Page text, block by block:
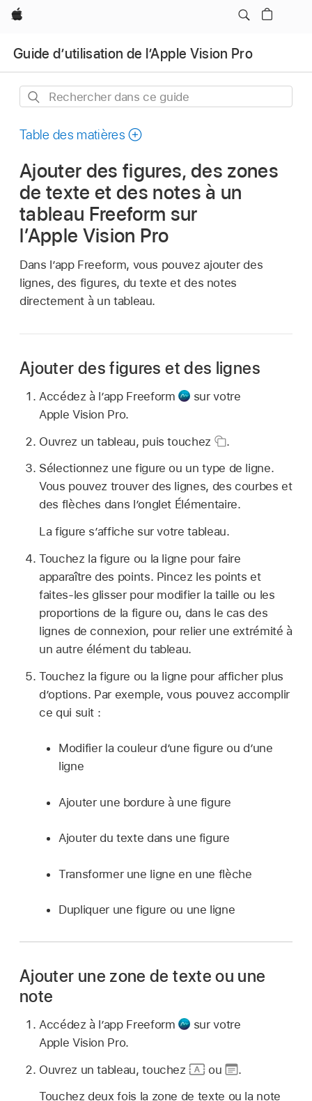
Apple
Guide d’utilisation de l’Apple Vision Pro
Rechercher
ce
Table des matières
Ajouter des figures, des zones
de texte et des notes à un
tableau Freeform sur
l’Apple Vision Pro
Dans l’app Freeform, vous pouvez ajouter des
lignes, des figures, du texte et des notes
directement à un tableau.
Ajouter des figures et des lignes
Accédez à l’app Freeform
sur votre
Apple Vision Pro.
Ouvrez un tableau, puis touchez
.
Sélectionnez une figure ou un type de ligne.
Vous pouvez trouver des lignes, des courbes et
des flèches dans l’onglet Élémentaire.
La figure s’affiche sur votre tableau.
Touchez la figure ou la ligne pour faire
apparaître des points. Pincez les points et
faites-les glisser pour modifier la taille ou les
proportions de la figure ou, dans le cas des
lignes de connexion, pour relier une extrémité à
un autre élément du tableau.
Touchez la figure ou la ligne pour afficher plus
d’options. Par exemple, vous pouvez accomplir
ce qui suit :
Modifier la couleur d’une figure ou d’une
ligne
Ajouter une bordure à une figure
Ajouter du texte dans une figure
Transformer une ligne en une flèche
Dupliquer une figure ou une ligne
Ajouter une zone de texte ou une
note
Accédez à l’app Freeform
sur votre
Apple Vision Pro.
Ouvrez un tableau, touchez
ou
.
Touchez deux fois la zone de texte ou la note